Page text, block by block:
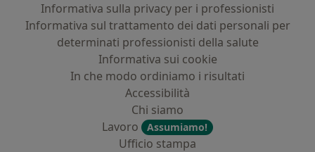
Informativa sulla privacy per i professionisti
Informativa sul trattamento dei dati personali per
determinati professionisti della salute
Informativa sui cookie
In che modo ordiniamo i risultati
Accessibilità
Chi siamo
Lavoro
Assumiamo!
Ufficio stampa